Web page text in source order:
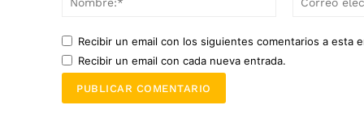
Recibir un email con los siguientes comentarios a esta
Recibir un email con cada nueva entrada.